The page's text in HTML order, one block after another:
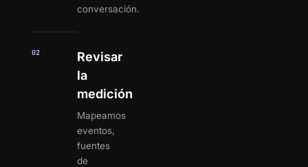
conversación.
02
Revisar
la
medición
Mapeamos
eventos,
fuentes
de